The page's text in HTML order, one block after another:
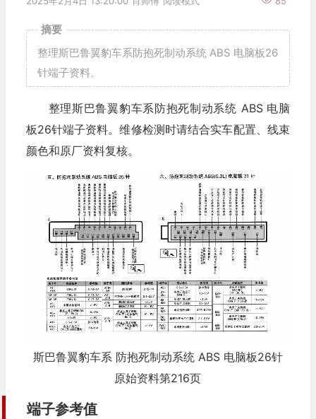
摘要
整理斯巴鲁翼豹车系防抱死制动系统 ABS 电脑板26
针端子资料。
整理斯巴鲁翼豹车系防抱死制动系统 ABS 电脑
板26针端子资料。维修检测时请结合实车配置、线束
颜色和原厂资料复核。
斯巴鲁翼豹车系 防抱死制动系统 ABS 电脑板26针
原始资料第216页
端子参考值